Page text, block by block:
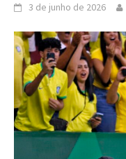
3 de junho de 2026